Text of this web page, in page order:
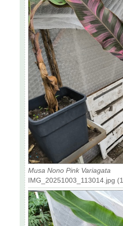
Musa Nono Pink Variagata
IMG_20251003_113014.jpg